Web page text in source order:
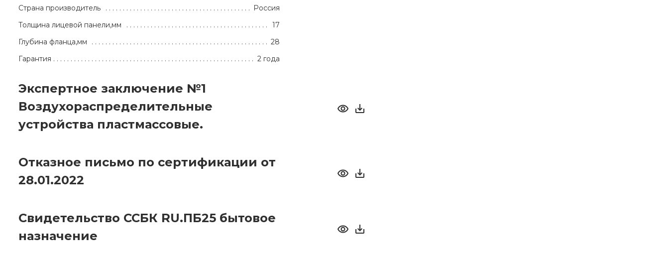
Страна производитель
Россия
Толщина лицевой панели,мм
17
Глубина фланца,мм
28
Гарантия
2 года
Экспертное заключение №1
Воздухораспределительные
устройства пластмассовые.
Отказное письмо по сертификации от
28.01.2022
Свидетельство ССБК RU.ПБ25 бытовое
назначение